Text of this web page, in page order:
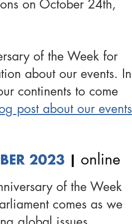
on October 24th,
of the Week for
about our events. In
continents to come
post about our events
2023 online
of the Week
comes as we